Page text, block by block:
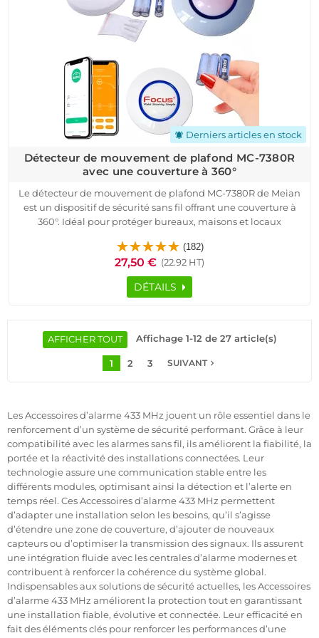
efficacité.
notifications_active Derniers articles en stock
Détecteur de mouvement de plafond MC-7380R
avec une couverture à 360°
Le détecteur de mouvement de plafond MC-7380R de Meian
est un dispositif de sécurité sans fil offrant une couverture à
360°. Idéal pour protéger bureaux, maisons et locaux
détecter les mouvements avec précision. Disponible en
fréquences de 433 MHz et 868 MHz, il garantit une
transmission sécurisée grâce à la modulation à code tournant
ASK.
permet une surveillance continue via une application mobile
Sa compatibilité avec les systèmes d'alarme Meian et ses
(182)
27,50 € (22.92 HT)
DÉTAILS
AFFICHER TOUT Affichage 1-12 de 27 article(s)
1 2 3 SUIVANTnavigate_next
Les Accessoires d’alarme 433 MHz jouent un rôle essentiel dans le
renforcement d’un système de sécurité performant. Grâce à leur
compatibilité avec les alarmes sans fil, ils améliorent la fiabilité, la
portée et la réactivité des installations connectées. Leur
technologie assure une communication stable entre les
différents modules, optimisant ainsi la détection et l’alerte en
temps réel. Ces Accessoires d’alarme 433 MHz permettent
d’adapter une installation selon les besoins, qu’il s’agisse
d’étendre une zone de couverture, d’ajouter de nouveaux
capteurs ou d’optimiser la transmission des signaux. Ils assurent
une intégration fluide avec les centrales d’alarme modernes et
contribuent à renforcer la cohérence du système global.
Indispensables aux solutions de sécurité actuelles, les Accessoires
d’alarme 433 MHz améliorent la protection tout en garantissant
une installation fiable, évolutive et connectée. Leur efficacité en
fait des éléments clés pour renforcer les performances d’une